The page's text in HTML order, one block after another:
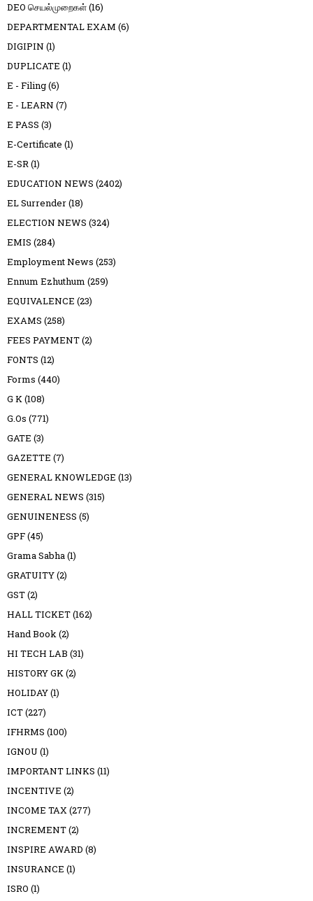
DEO செயல்முறைகள்(16)
DEPARTMENTAL EXAM (6)
DIGIPIN (1)
DUPLICATE (1)
E - Filing(6)
E - LEARN (7)
E PASS (3)
E-Certificate (1)
E-SR(1)
EDUCATION NEWS (2402)
EL Surrender(18)
ELECTION NEWS (324)
EMIS (284)
Employment News (253)
Ennum Ezhuthum (259)
EQUIVALENCE (23)
EXAMS (258)
FEES PAYMENT(2)
FONTS (12)
Forms (440)
G K(108)
G.Os (771)
GATE (3)
GAZETTE (7)
GENERAL KNOWLEDGE (13)
GENERAL NEWS (315)
GENUINENESS (5)
GPF(45)
Grama Sabha(1)
GRATUITY(2)
GST(2)
HALL TICKET(162)
Hand Book(2)
HI TECH LAB (31)
HISTORY GK(2)
HOLIDAY(1)
ICT(227)
IFHRMS (100)
IGNOU (1)
IMPORTANT LINKS (11)
INCENTIVE (2)
INCOME TAX(277)
INCREMENT(2)
INSPIRE AWARD (8)
INSURANCE (1)
ISRO (1)